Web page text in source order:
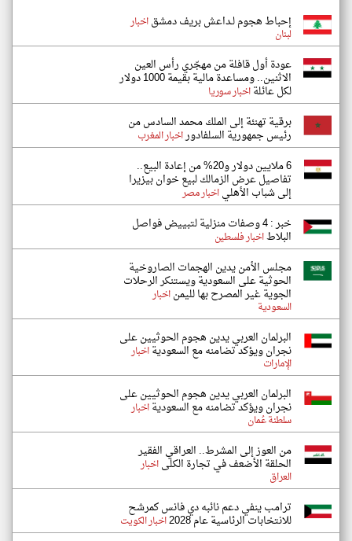
إحباط هجوم لـداعش بريف دمشقاخبار
لبنان
عودة أول قافلة من مهجّري رأس العين
الاثنين.. ومساعدة مالية بقيمة 1000 دولار
لكل عائلةاخبار سوريا
برقية تهنئة إلى الملك محمد السادس من
رئيس جمهورية السلفادوراخبار المغرب
6 ملايين دولار و20% من إعادة البيع..
تفاصيل عرض الزمالك لبيع خوان بيزيرا
إلى شباب الأهلياخبار مصر
خبر : 4 وصفات منزلية لتبييض فواصل
البلاطاخبار فلسطين
مجلس الأمن يدين الهجمات الصاروخية
الحوثية على السعودية ويستنكر الرحلات
الجوية غير المصرح بها لليمناخبار
السعودية
البرلمان العربي يدين هجوم الحوثيين على
نجران ويؤكد تضامنه مع السعوديةاخبار
الإمارات
البرلمان العربي يدين هجوم الحوثيين على
نجران ويؤكد تضامنه مع السعوديةاخبار
سلطنة عُمان
من العوز إلى المشرط.. العراقي الفقير
الحلقة الأضعف في تجارة الكلىاخبار
العراق
ترامب ينفي دعم نائبه دي فانس كمرشح
للانتخابات الرئاسية عام 2028 اخبار الكويت